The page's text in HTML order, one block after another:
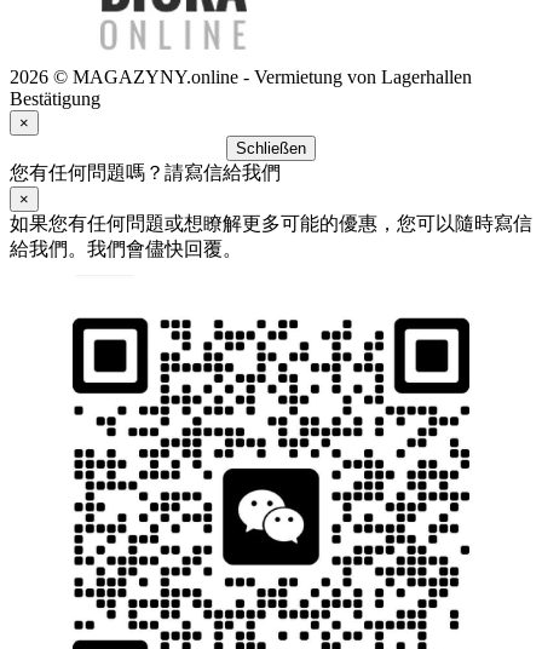
2026 © MAGAZYNY.online - Vermietung von Lagerhallen
Bestätigung
×
Schließen
您有任何問題嗎？請寫信給我們
×
如果您有任何問題或想瞭解更多可能的優惠，您可以隨時寫信
給我們。我們會儘快回覆。